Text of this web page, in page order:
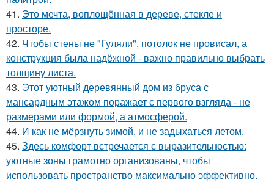
41. Это мечта, воплощённая в дереве, стекле и
просторе.
42. Чтобы стены не "Гуляли", потолок не провисал, а
конструкция была надёжной - важно правильно выбрать
толщину листа.
43. Этот уютный деревянный дом из бруса с
мансардным этажом поражает с первого взгляда - не
размерами или формой, а атмосферой.
44. И как не мёрзнуть зимой, и не задыхаться летом.
45. Здесь комфорт встречается с выразительностью:
уютные зоны грамотно организованы, чтобы
использовать пространство максимально эффективно.